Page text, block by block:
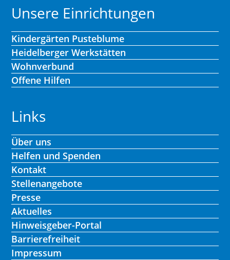
Unsere Einrichtungen
Kindergärten Pusteblume
Heidelberger Werkstätten
Wohnverbund
Offene Hilfen
Links
Über uns
Helfen und Spenden
Kontakt
Stellenangebote
Presse
Aktuelles
Hinweisgeber-Portal
Barrierefreiheit
Impressum